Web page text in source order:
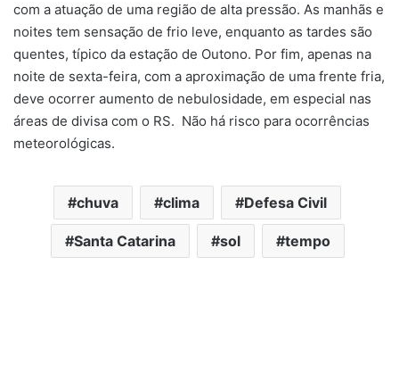
com a atuação de uma região de alta pressão. As manhãs e
noites tem sensação de frio leve, enquanto as tardes são
quentes, típico da estação de Outono. Por fim, apenas na
noite de sexta-feira, com a aproximação de uma frente fria,
deve ocorrer aumento de nebulosidade, em especial nas
áreas de divisa com o RS. Não há risco para ocorrências
meteorológicas.
chuva clima Defesa Civil
Santa Catarina sol tempo